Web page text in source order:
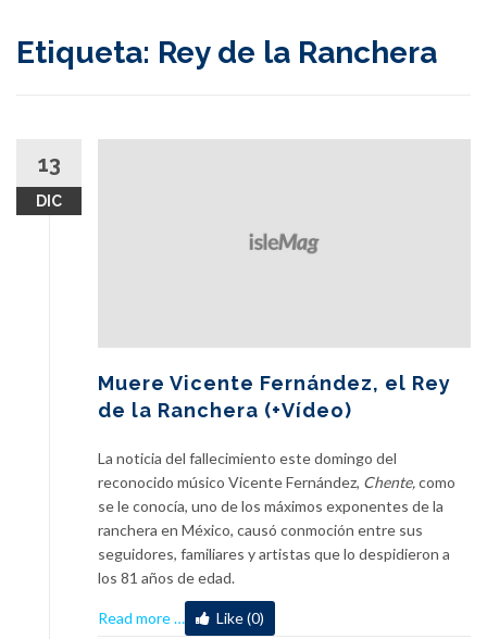
Etiqueta: Rey de la Ranchera
13
DIC
Muere Vicente Fernández, el Rey
de la Ranchera (+Vídeo)
La noticia del fallecimiento este domingo del
reconocido músico Vicente Fernández, Chente,como
se le conocía, uno de los máximos exponentes de la
ranchera en México, causó conmoción entre sus
seguidores, familiares y artistas que lo despidieron a
los 81 años de edad.
Read more
about
Muere
… Like (0)